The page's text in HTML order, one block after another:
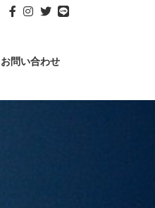
お問い合わせ